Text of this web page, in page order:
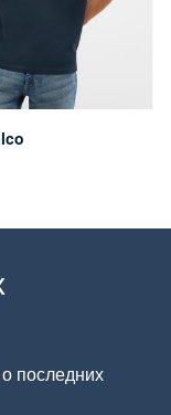
последних